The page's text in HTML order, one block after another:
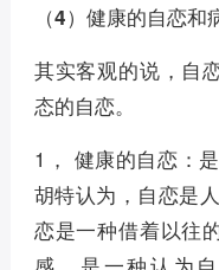
（4）健康的自恋和
其实客观的说，自
态的自恋。
1， 健康的自恋：
胡特认为，自恋是
恋是一种借着以往